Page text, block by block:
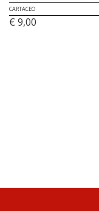
CARTACEO
€ 9,00